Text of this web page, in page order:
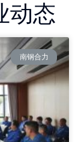
动态
南钢合力